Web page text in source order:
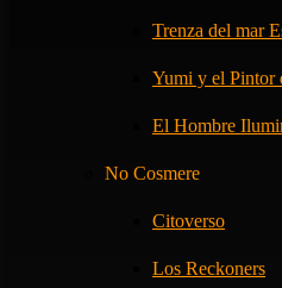
Trenza del mar
Yumi y el Pintor
El Hombre
No Cosmere
Citoverso
Los Reckoners